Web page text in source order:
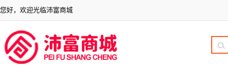
您好，欢迎光临沛富商城